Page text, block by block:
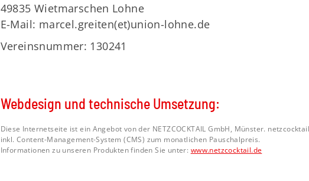
49835 Wietmarschen Lohne
E-Mail: marcel.greiten(et)union-lohne.de
Vereinsnummer: 130241
Webdesign und technische Umsetzung:
Diese Internetseite ist ein Angebot von der NETZCOCKTAIL GmbH, Münster.
inkl. Content-Management-System (CMS) zum monatlichen Pauschalpreis.
Informationen zu unseren Produkten finden Sie unter: www.netzcocktail.de